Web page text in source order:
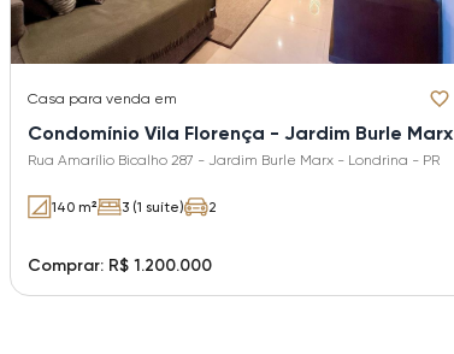
Casa para venda em
Condomínio Vila Florença - Jardim Burle Marx
Rua Amarílio Bicalho 287 - Jardim Burle Marx - Londrina - PR
140 m² 3 (1 suíte) 2
Comprar: R$ 1.200.000